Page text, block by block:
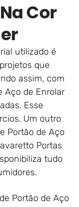
Cor
utilizado é
que
assim, com
Aço de Enrolar
Esse
Um outro
Portão de Aço
Portas
tudo
Portão de Aço